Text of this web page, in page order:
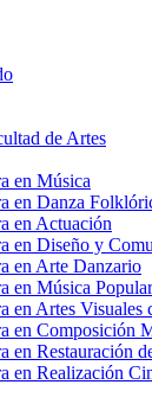
de Artes
en Música
en Danza
en Actuación
en Diseño y
en Arte Danzario
en Música
en Artes Visuales
en Composición
en Restauración
en Realización